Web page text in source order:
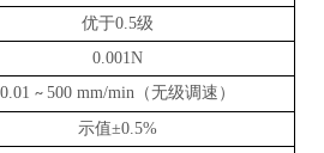
优于0.5级
0.001N
0.01~ 500 mm/min（无级调速）
示值±0.5%